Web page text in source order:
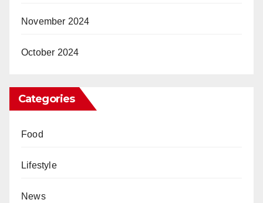
November 2024
October 2024
Categories
Food
Lifestyle
News